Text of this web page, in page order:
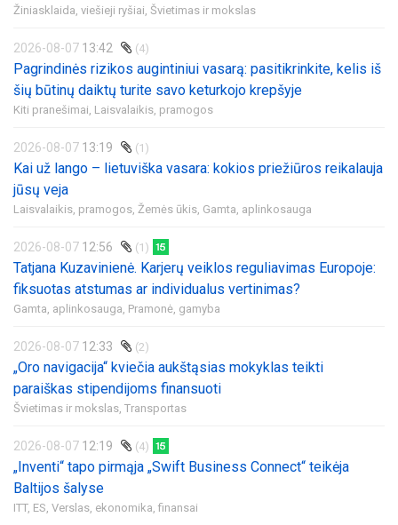
Žiniasklaida, viešieji ryšiai, Švietimas ir mokslas
2026-08-07 13:42 (4)
Pagrindinės rizikos augintiniui vasarą: pasitikrinkite, kelis iš
šių būtinų daiktų turite savo keturkojo krepšyje
Kiti pranešimai, Laisvalaikis, pramogos
2026-08-07 13:19 (1)
Kai už lango – lietuviška vasara: kokios priežiūros reikalauja
jūsų veja
Laisvalaikis, pramogos, Žemės ūkis, Gamta, aplinkosauga
2026-08-07 12:56 (1)
Tatjana Kuzavinienė. Karjerų veiklos reguliavimas Europoje:
fiksuotas atstumas ar individualus vertinimas?
Gamta, aplinkosauga, Pramonė, gamyba
2026-08-07 12:33 (2)
„Oro navigacija“ kviečia aukštąsias mokyklas teikti
paraiškas stipendijoms finansuoti
Švietimas ir mokslas, Transportas
2026-08-07 12:19 (4)
„Inventi“ tapo pirmąja „Swift Business Connect“ teikėja
Baltijos šalyse
ITT, ES, Verslas, ekonomika, finansai